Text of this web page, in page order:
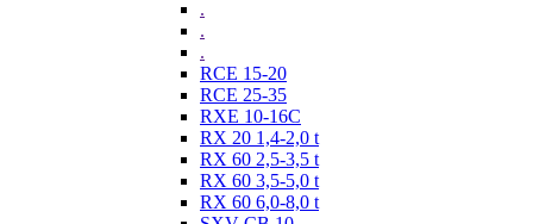
.
.
.
RCE 15-20
RCE 25-35
RXE 10-16C
RX 20 1,4-2,0 t
RX 60 2,5-3,5 t
RX 60 3,5-5,0 t
RX 60 6,0-8,0 t